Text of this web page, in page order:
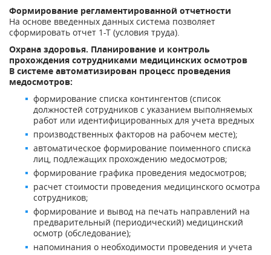
Формирование регламентированной отчетности
На основе введенных данных система позволяет
сформировать отчет 1-Т (условия труда).
Охрана здоровья. Планирование и контроль
прохождения сотрудниками медицинских осмотров
В системе автоматизирован процесс проведения
медосмотров:
формирование списка контингентов (список
должностей сотрудников с указанием выполняемых
работ или идентифицированных для учета вредных
производственных факторов на рабочем месте);
автоматическое формирование поименного списка
лиц, подлежащих прохождению медосмотров;
формирование графика проведения медосмотров;
расчет стоимости проведения медицинского осмотра
сотрудников;
формирование и вывод на печать направлений на
предварительный (периодический) медицинский
осмотр (обследование);
напоминания о необходимости проведения и учета